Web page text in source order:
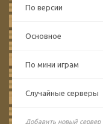
По версии
Основное
По мини играм
Случайные серверы
Добавить новый сервер